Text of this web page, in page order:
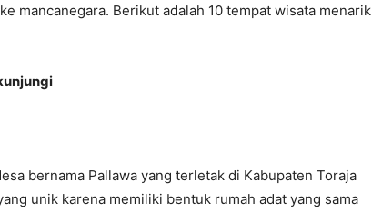
mancanegara. Berikut adalah 10 tempat wisata menarik
bernama Pallawa yang terletak di Kabupaten Toraja
unik karena memiliki bentuk rumah adat yang sama